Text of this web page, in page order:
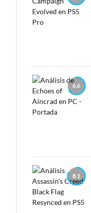
6.6
8.1